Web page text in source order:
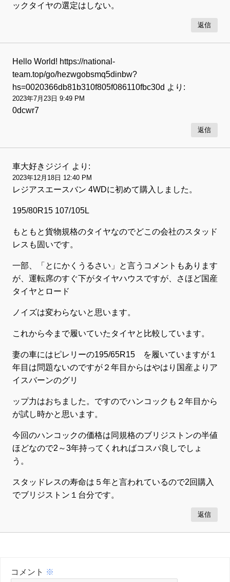
ックタイヤの選定はしない。
返信
Hello World! https://national-
team.top/go/hezwgobsmq5dinbw?
hs=0020366db81b310f805f086110fbc30d より:
2023年7月23日 9:49 PM
0dcwr7
返信
車大好きジジイ より:
2023年12月18日 12:40 PM
レジアスエースバン 4WDに初めて購入しました。
195/80R15 107/105L
もともと貨物規格のタイヤなのでどこの会社のスタッド
レスも固いです。
一部、「とにかくうるさい」と言うコメントもあります
が、運転席のすぐ下がタイヤハウスですが、さほど国産
タイヤとロード
ノイズは変わらないと思います。
これから今まで履いていたタイヤと比較しています。
妻の車にはピレリーの195/65R15 を履いていますが１
年目は問題ないのですが２年目からはやはり国産よりア
イスバーンのグリ
ップ力はおちました。ですのでハンコックも２年目から
が試し時かと思います。
今回のハンコックの価格は同規格のブリジストンの半値
ほどなので2～3年持ってくれればコスパ良しでしょ
う。
スタッドレスの寿命は５年と言われているので2回購入
でブリジストン１台分です。
返信
コメント ※